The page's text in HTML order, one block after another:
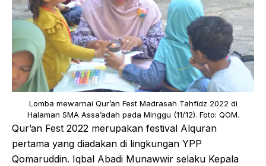
Lomba mewarnai Qur’an Fest Madrasah Tahfidz 2022 di
Halaman SMA Assa’adah pada Minggu (11/12). Foto: QOM.
Qur’an Fest 2022 merupakan festival Alquran
pertama yang diadakan di lingkungan YPP
Qomaruddin. Iqbal Abadi Munawwir selaku Kepala